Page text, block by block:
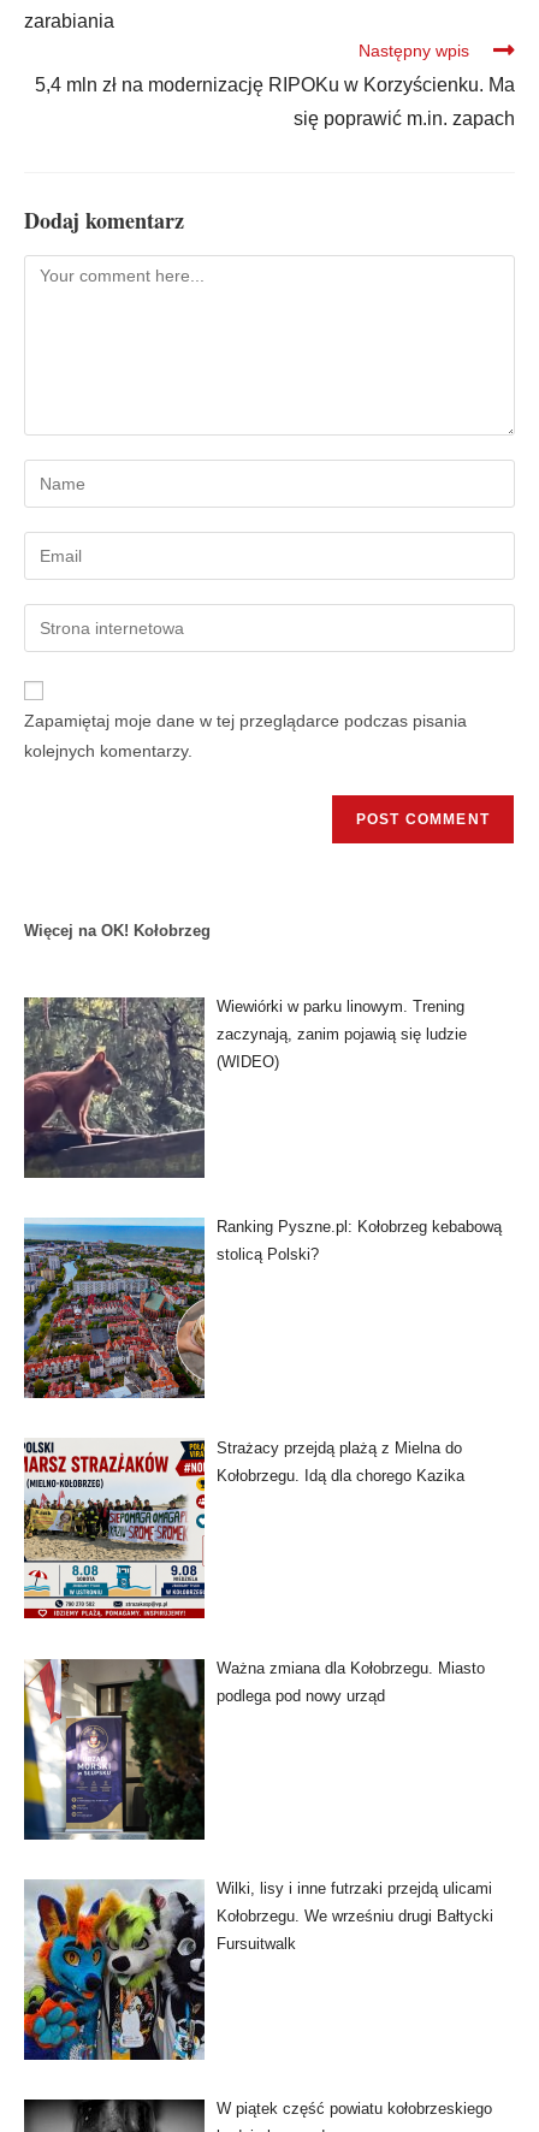
zarabiania
Następny wpis
5,4 mln zł na modernizację RIPOKu w Korzyścienku. Ma
się poprawić m.in. zapach
Dodaj komentarz
Zapamiętaj moje dane w tej przeglądarce podczas pisania
kolejnych komentarzy.
Więcej na OK! Kołobrzeg
Wiewiórki w parku linowym. Trening
zaczynają, zanim pojawią się ludzie
(WIDEO)
Ranking Pyszne.pl: Kołobrzeg kebabową
stolicą Polski?
Strażacy przejdą plażą z Mielna do
Kołobrzegu. Idą dla chorego Kazika
Ważna zmiana dla Kołobrzegu. Miasto
podlega pod nowy urząd
Wilki, lisy i inne futrzaki przejdą ulicami
Kołobrzegu. We wrześniu drugi Bałtycki
Fursuitwalk
W piątek część powiatu kołobrzeskiego